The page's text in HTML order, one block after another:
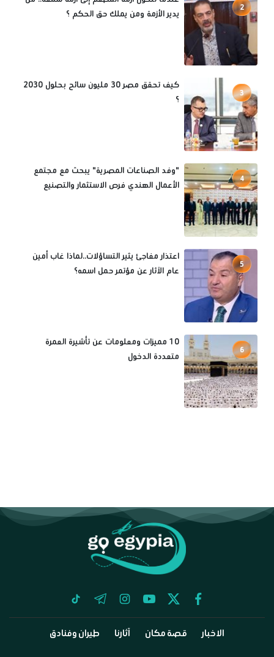
2
يدير الأزمة ومن يملك حق الحكم ؟
3
كيف تحقق مصر 30 مليون سائح بحلول 2030
؟
4
"وفد الصناعات المصرية" يبحث مع مجتمع
الأعمال الهندي فرص الاستثمار والتصنيع
5
اعتذار مفاجئ يثير التساؤلات..لماذا غاب أمين
عام الآثار عن مؤتمر حمل اسمه؟
6
10 مميزات ومعلومات عن تأشيرة العمرة
متعددة الدخول
facebook
twitter
youtube
instagram
telegram
tiktok
الاخبار قصة مكان آثارنا طيران وفنادق